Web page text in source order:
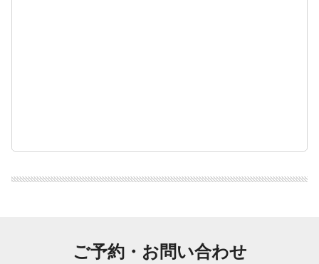
ご予約・お問い合わせ